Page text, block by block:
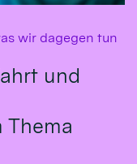
wir dagegen tun
und
Thema